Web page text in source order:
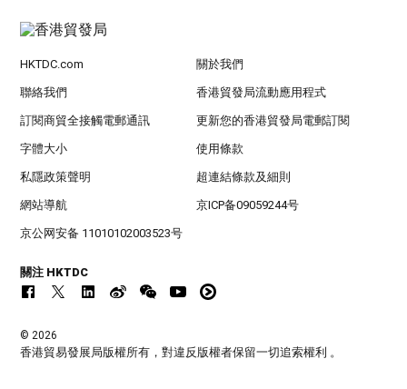
HKTDC.com 關於我們
聯絡我們 香港貿發局流動應用程式
訂閱商貿全接觸電郵通訊 更新您的香港貿發局電郵訂閱
字體大小 使用條款
私隱政策聲明 超連結條款及細則
網站導航 京ICP备09059244号
京公网安备 11010102003523号
關注 HKTDC
© 2026
香港貿易發展局版權所有，對違反版權者保留一切追索權利 。